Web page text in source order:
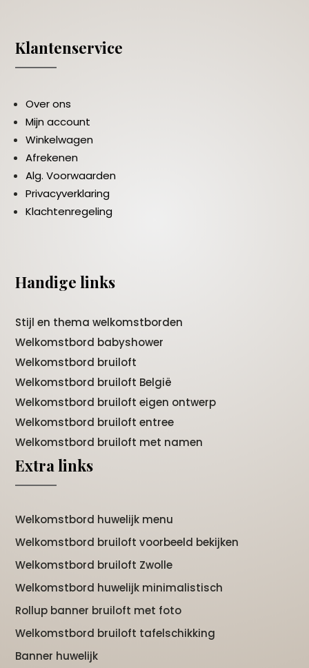
Klantenservice
Over ons
Mijn account
Winkelwagen
Afrekenen
Alg. Voorwaarden
Privacyverklaring
Klachtenregeling
Handige links
Stijl en thema welkomstborden
Welkomstbord babyshower
Welkomstbord bruiloft
Welkomstbord bruiloft België
Welkomstbord bruiloft eigen ontwerp
Welkomstbord bruiloft entree
Welkomstbord bruiloft met namen
Extra links
Welkomstbord huwelijk menu
Welkomstbord bruiloft voorbeeld bekijken
Welkomstbord bruiloft Zwolle
Welkomstbord huwelijk minimalistisch
Rollup banner bruiloft met foto
Welkomstbord bruiloft tafelschikking
Banner huwelijk